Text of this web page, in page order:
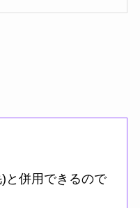
と併用できるので